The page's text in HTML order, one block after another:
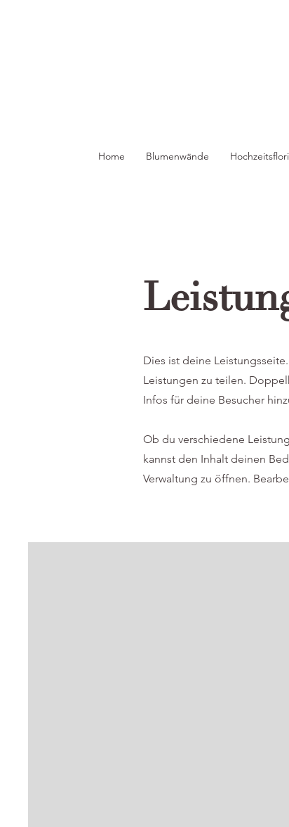
Home Blumenwände
Dies ist deine
Leistungen zu teilen.
Infos für deine Besucher
Ob du verschiedene
kannst den Inhalt deinen
Verwaltung zu öffnen.